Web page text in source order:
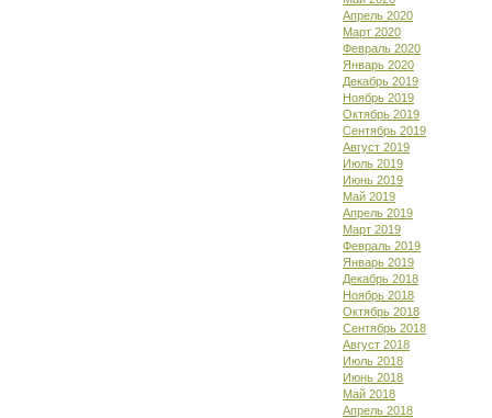
Апрель 2020
Март 2020
Февраль 2020
Январь 2020
Декабрь 2019
Ноябрь 2019
Октябрь 2019
Сентябрь 2019
Август 2019
Июль 2019
Июнь 2019
Май 2019
Апрель 2019
Март 2019
Февраль 2019
Январь 2019
Декабрь 2018
Ноябрь 2018
Октябрь 2018
Сентябрь 2018
Август 2018
Июль 2018
Июнь 2018
Май 2018
Апрель 2018